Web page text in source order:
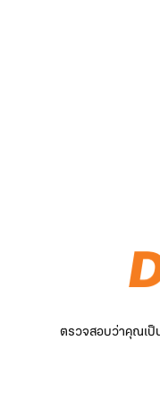
ตรวจสอบว่าคุณเป็